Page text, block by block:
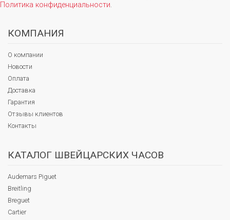
Политика конфиденциальности.
КОМПАНИЯ
О компании
Новости
Оплата
Доставка
Гарантия
Отзывы клиентов
Контакты
КАТАЛОГ ШВЕЙЦАРСКИХ ЧАСОВ
Audemars Piguet
Breitling
Breguet
Cartier